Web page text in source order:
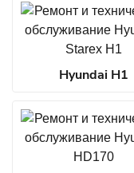
Hyundai H1